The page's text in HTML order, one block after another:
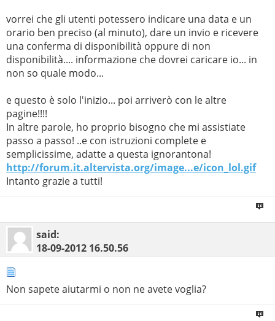
vorrei che gli utenti potessero indicare una data e un
orario ben preciso (al minuto), dare un invio e ricevere
una conferma di disponibilità oppure di non
disponibilità.... informazione che dovrei caricare io... in
non so quale modo...
e questo è solo l'inizio... poi arriverò con le altre
pagine!!!!
In altre parole, ho proprio bisogno che mi assistiate
passo a passo! ..e con istruzioni complete e
semplicissime, adatte a questa ignorantona!
http://forum.it.altervista.org/image...e/icon_lol.gif
Intanto grazie a tutti!
said:
18-09-2012 16.50.56
Non sapete aiutarmi o non ne avete voglia?